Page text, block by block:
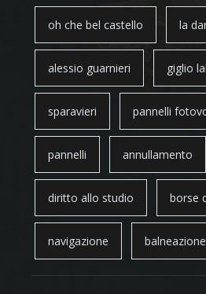
oh che bel castello la
alessio guarnieri giglio
sparavieri pannelli
pannelli annullamento
diritto allo studio borse
navigazione balneazione